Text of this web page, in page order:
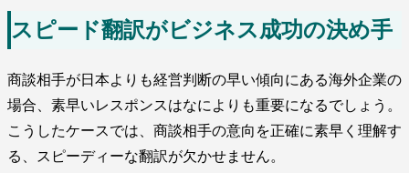
スピード翻訳がビジネス成功の決め手
商談相手が日本よりも経営判断の早い傾向にある海外企業の
場合、素早いレスポンスはなによりも重要になるでしょう。
こうしたケースでは、商談相手の意向を正確に素早く理解す
る、スピーディーな翻訳が欠かせません。